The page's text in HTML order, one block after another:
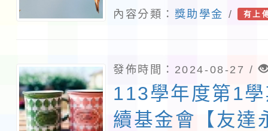
獎」
內容分類： 獎助學金 / 有上
發佈時間：2024-08-27 /
113學年度第1
續基金會【友達